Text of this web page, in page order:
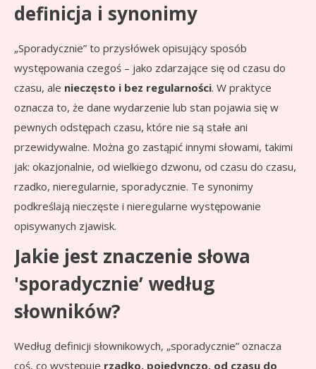
definicja i synonimy
„Sporadycznie” to przysłówek opisujący sposób
występowania czegoś – jako zdarzające się od czasu do
czasu, ale nieczęsto i bez regularności. W praktyce
oznacza to, że dane wydarzenie lub stan pojawia się w
pewnych odstępach czasu, które nie są stałe ani
przewidywalne. Można go zastąpić innymi słowami, takimi
jak: okazjonalnie, od wielkiego dzwonu, od czasu do czasu,
rzadko, nieregularnie, sporadycznie. Te synonimy
podkreślają nieczęste i nieregularne występowanie
opisywanych zjawisk.
Jakie jest znaczenie słowa
'sporadycznie’ według
słowników?
Według definicji słownikowych, „sporadycznie” oznacza
coś, co występuje rzadko, pojedynczo, od czasu do